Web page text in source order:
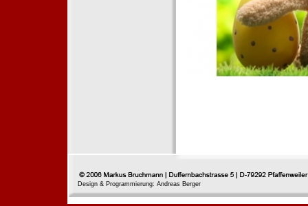
Design & Programmierung: Andreas Berger